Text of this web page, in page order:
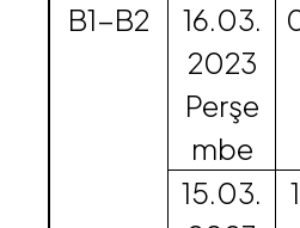
B1-B2
16.03.
2023
Perşe
mbe
15.03.